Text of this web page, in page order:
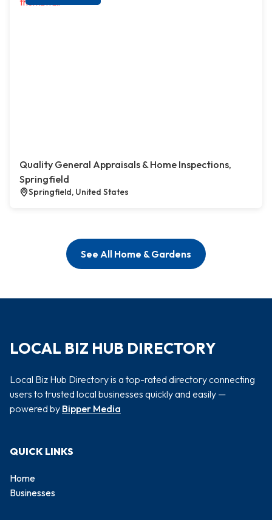
Quality General Appraisals & Home Inspections,
Springfield
Springfield, United States
See All Home & Gardens
LOCAL BIZ HUB DIRECTORY
Local Biz Hub Directory is a top-rated directory connecting
users to trusted local businesses quickly and easily —
powered by Bipper Media
QUICK LINKS
Home
Businesses